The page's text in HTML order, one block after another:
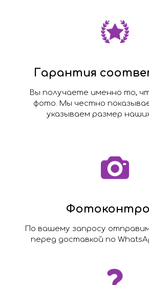
Гарантия
Вы получаете именно то,
фото. Мы честно
указываем размер
По вашему запросу
перед доставкой по